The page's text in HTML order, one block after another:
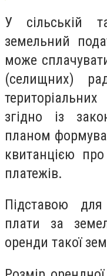
У сільській
земельний
може
(селищних)
згідно із
планом
квитанцією
платежів.
Підставою
плати за
оренди такої